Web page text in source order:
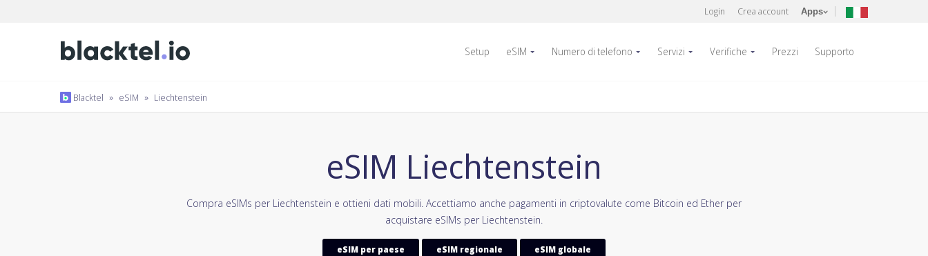
Login Crea account Apps
Setup eSIM Numero di telefono Servizi Verifiche Prezzi Supporto
Blacktel » eSIM » Liechtenstein
eSIM Liechtenstein
Compra eSIMs per Liechtenstein e ottieni dati mobili. Accettiamo anche pagamenti in criptovalute come Bitcoin ed Ether per
acquistare eSIMs per Liechtenstein.
eSIM per paese eSIM regionale eSIM globale